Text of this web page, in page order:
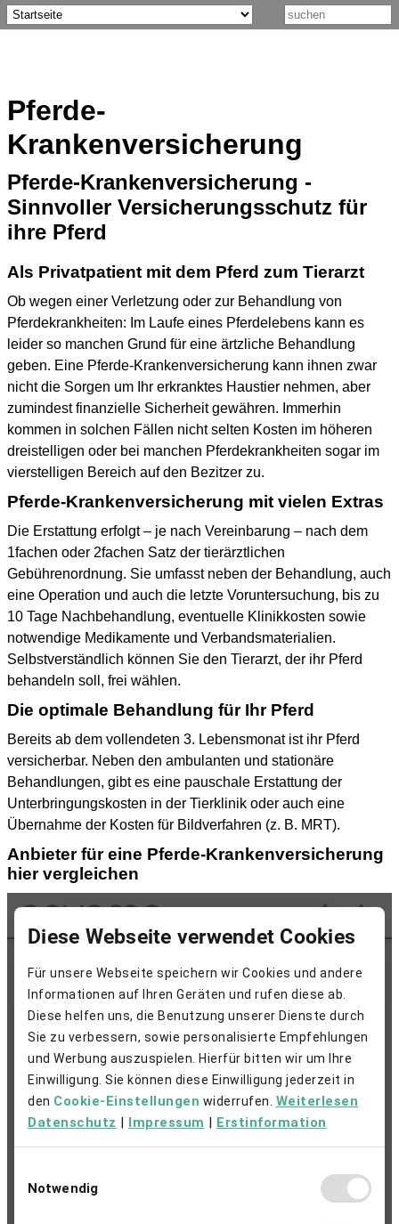
Pferde-
Krankenversicherung
Pferde-Krankenversicherung -
Sinnvoller Versicherungsschutz für
ihre Pferd
Als Privatpatient mit dem Pferd zum Tierarzt
Ob wegen einer Verletzung oder zur Behandlung von
Pferdekrankheiten: Im Laufe eines Pferdelebens kann es
leider so manchen Grund für eine ärtzliche Behandlung
geben. Eine Pferde-Krankenversicherung kann ihnen zwar
nicht die Sorgen um Ihr erkranktes Haustier nehmen, aber
zumindest finanzielle Sicherheit gewähren. Immerhin
kommen in solchen Fällen nicht selten Kosten im höheren
dreistelligen oder bei manchen Pferdekrankheiten sogar im
vierstelligen Bereich auf den Bezitzer zu.
Pferde-Krankenversicherung mit vielen Extras
Die Erstattung erfolgt – je nach Vereinbarung – nach dem
1fachen oder 2fachen Satz der tierärztlichen
Gebührenordnung. Sie umfasst neben der Behandlung, auch
eine Operation und auch die letzte Voruntersuchung, bis zu
10 Tage Nachbehandlung, eventuelle Klinikkosten sowie
notwendige Medikamente und Verbandsmaterialien.
Selbstverständlich können Sie den Tierarzt, der ihr Pferd
behandeln soll, frei wählen.
Die optimale Behandlung für Ihr Pferd
Bereits ab dem vollendeten 3. Lebensmonat ist ihr Pferd
versicherbar. Neben den ambulanten und stationäre
Behandlungen, gibt es eine pauschale Erstattung der
Unterbringungskosten in der Tierklinik oder auch eine
Übernahme der Kosten für Bildverfahren (z. B. MRT).
Anbieter für eine Pferde-Krankenversicherung
hier vergleichen